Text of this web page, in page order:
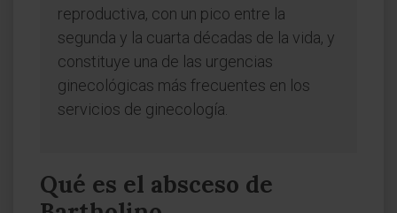
reproductiva, con un pico entre la
segunda y la cuarta décadas de la vida, y
constituye una de las urgencias
ginecológicas más frecuentes en los
servicios de ginecología.
Qué es el absceso de